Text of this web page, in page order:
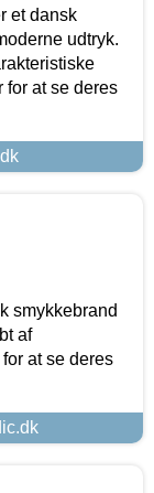
et dansk
udtryk.
for at se deres
smykkebrand
af
at se deres